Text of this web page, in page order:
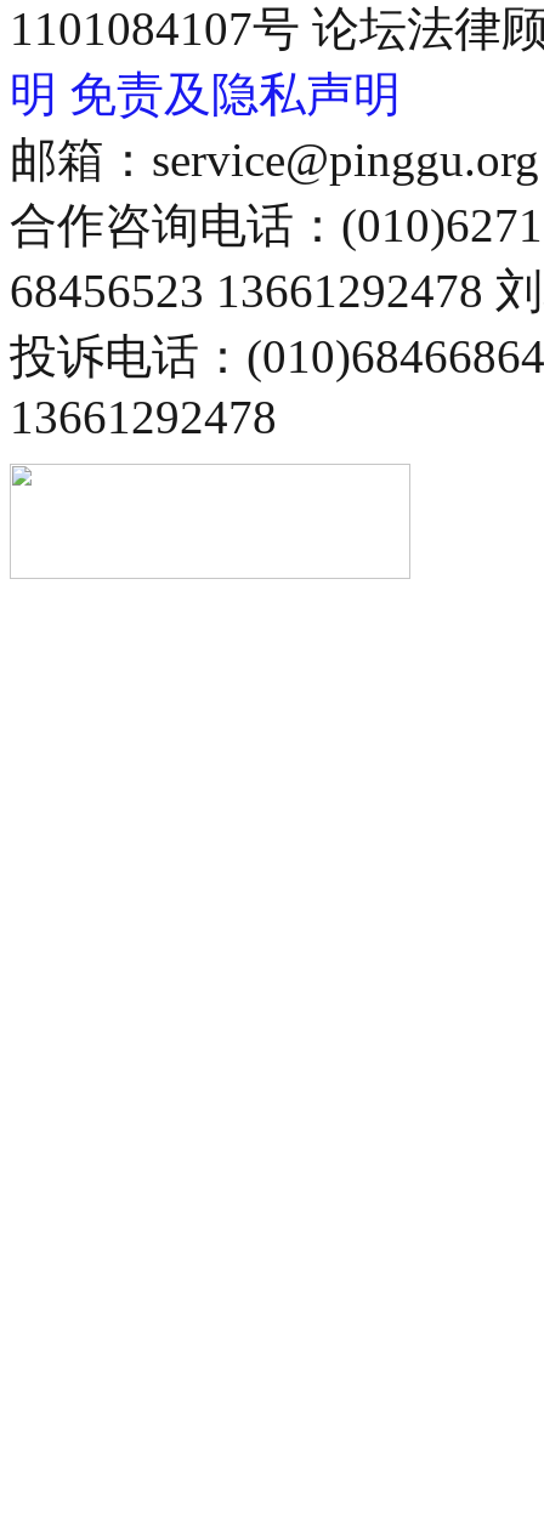
1101084107号 论坛法律
明 免责及隐私声明
邮箱：service@pinggu.org
合作咨询电话：
68456523 13661292478
投诉电话：
13661292478